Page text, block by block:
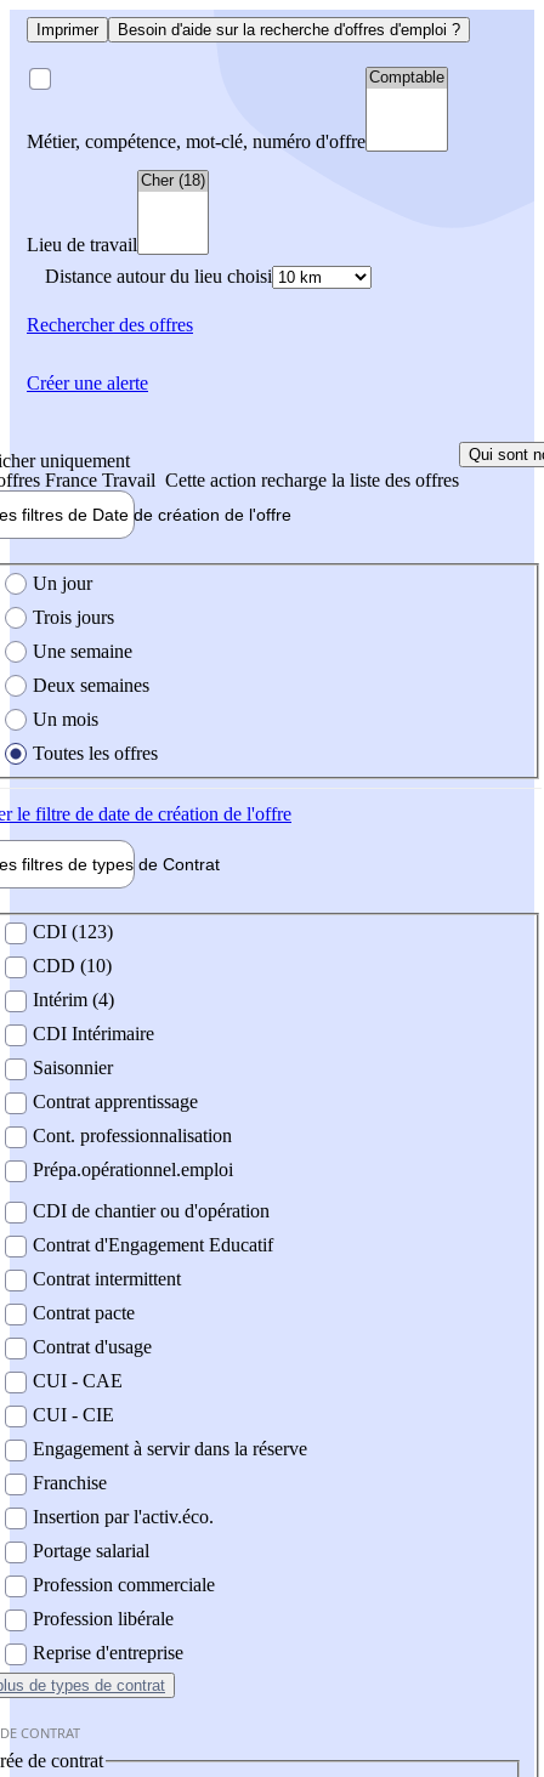
Imprimer Besoin d'aide sur la recherche d'offres d'emploi ?
Métier, compétence, mot-clé, numéro d'offre
Lieu de travail
Distance autour du lieu choisi
Rechercherdes offres
uniquement
France Travail Cette action recharge la liste des offres
Qui sont
filtres de Date de création de l'offre
création de l'offre
Un jour
Trois jours
Une semaine
Deux semaines
Un mois
Toutes les offres
le filtre de date de création de l'offre
filtres de types de Contrat
contrat
CDI (123)
CDD (10)
Intérim (4)
CDI Intérimaire
Saisonnier
Contrat apprentissage
Cont. professionnalisation
Prépa.opérationnel.emploi
CDI de chantier ou d'opération
Contrat d'Engagement Educatif
Contrat intermittent
Contrat pacte
Contrat d'usage
CUI - CAE
CUI - CIE
Engagement à servir dans la réserve
Franchise
Insertion par l'activ.éco.
Portage salarial
Profession commerciale
Profession libérale
Reprise d'entreprise
de types de contrat
CONTRAT
de contrat
Créer une alerte